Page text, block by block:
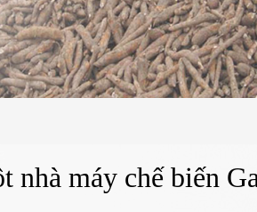
nhà máy chế biến